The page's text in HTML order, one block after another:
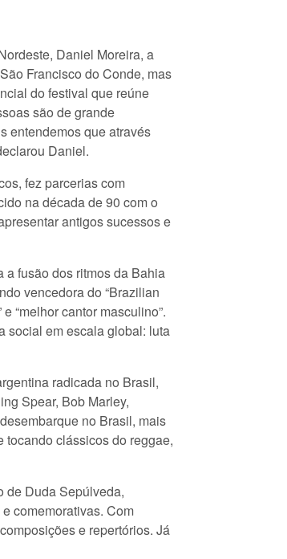
Daniel Moreira, a
Francisco do Conde, mas
do festival que reúne
são de grande
entendemos que através
Daniel.
fez parcerias com
na década de 90 com o
antigos sucessos e
a fusão dos ritmos da Bahia
vencedora do “Brazilian
“melhor cantor masculino”.
social em escala global: luta
radicada no Brasil,
Spear, Bob Marley,
no Brasil, mais
tocando clássicos do reggae,
de Duda Sepúlveda,
comemorativas. Com
e repertórios. Já